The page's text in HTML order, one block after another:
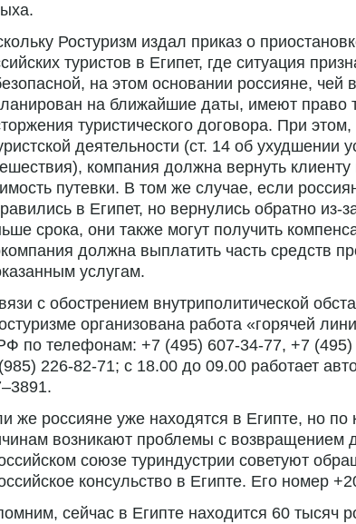
Ростуризм издал приказ о
туристов в Египет, где ситуация
на этом основании россияне, чей
на ближайшие даты, имеют право
туристического договора. При
деятельности (ст. 14 об ухудшении
компания должна вернуть
путевки. В том же случае, если
в Египет, но вернулись обратно из-
срока, они также могут получить
должна выплатить часть средств
услугам.
с обострением внутриполитической
организована работа «горячей
по телефонам: +7 (495) 607-34-77, +7
226-82-71; с 18.00 до 09.00 работает
же россияне уже находятся в Египте, но по
возникают проблемы с возвращением
союзе туриндустрии советуют
консульство в Египте. Его номер
сейчас в Египте находится 60 тысяч